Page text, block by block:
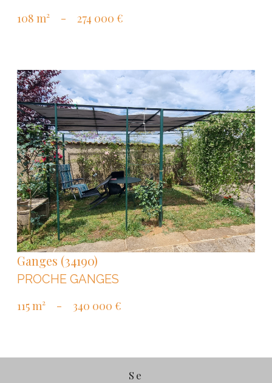
108 m²
- 274 000 €
VOIR LE BIEN
Ganges (34190)
PROCHE GANGES
115 m²
- 340 000 €
Se